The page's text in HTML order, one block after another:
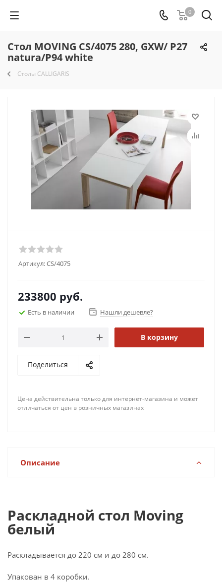
0
Стол MOVING CS/4075 280, GXW/ P27
natura/P94 white
Столы CALLIGARIS
Артикул:CS/4075
233800 руб.
Есть в наличии Нашли дешевле?
В корзину
Поделиться
Цена действительна только для интернет-магазина и может
отличаться от цен в розничных магазинах
Описание
Раскладной стол Moving
белый
Раскладывается до 220 см и до 280 см.
Упакован в 4 коробки.